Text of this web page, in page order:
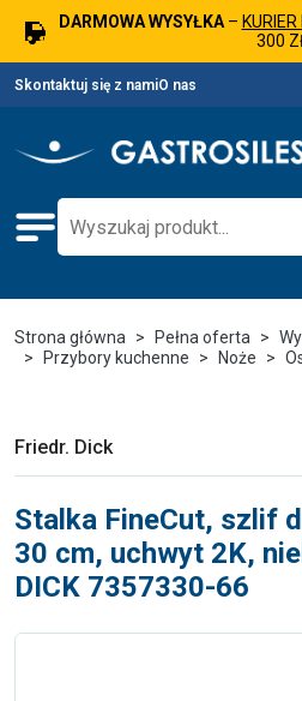
DARMOWA WYSYŁKA–
300
Skontaktuj się z namiO nas
Strona główna Pełna oferta
Przybory kuchenne
Noże
Friedr. Dick
Stalka FineCut, szlif
30 cm, uchwyt 2K,
DICK 7357330-66